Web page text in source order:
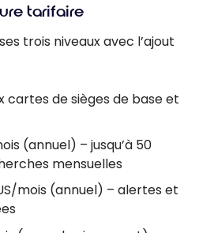
tarifaire
trois niveaux avec l’ajout
cartes de sièges de base et
(annuel) – jusqu’à 50
mensuelles
mois (annuel) – alertes et